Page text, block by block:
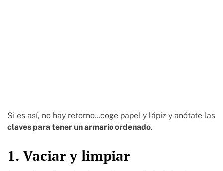
Si es así, no hay retorno...coge papel y lápiz y anótate las
claves para tener un armario ordenado.
1. Vaciar y limpiar